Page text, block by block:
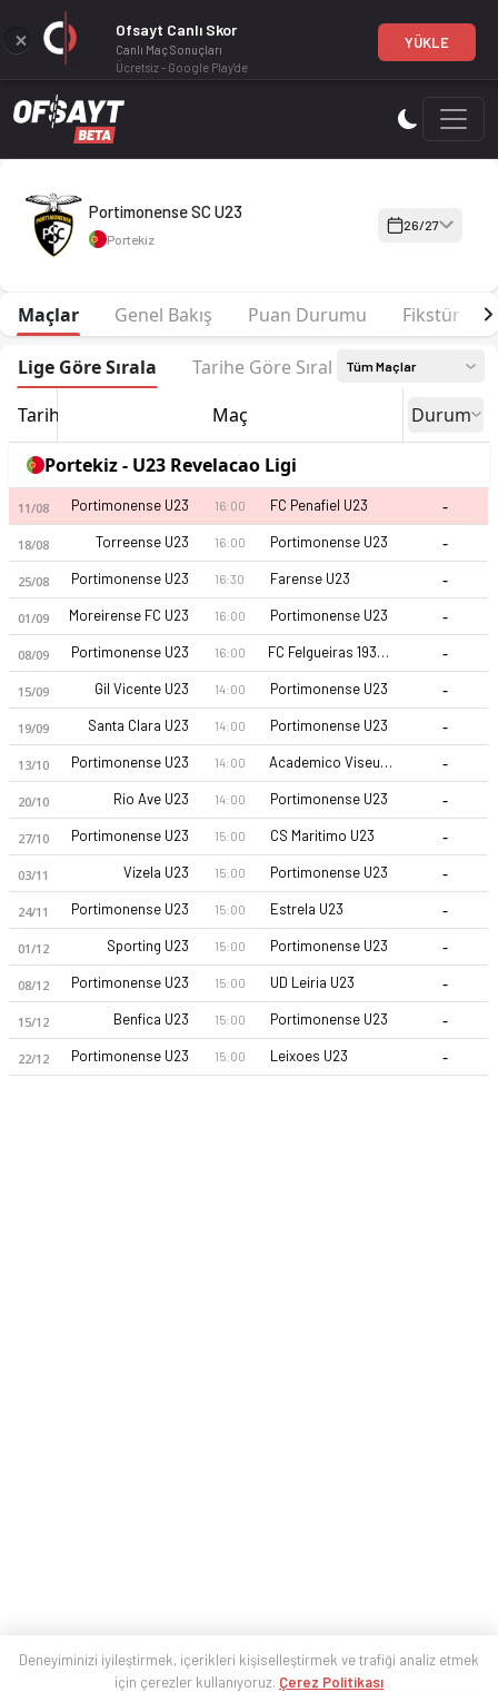
Portimonense SC U23 26-27 sezonu | U23 Revelacao
Portimonense SC U23
Portekiz
26/27
Maçlar Genel Bakış Puan Durumu Fikstür
Lige Göre Sırala Tarihe Göre Sırala Tüm Maçlar
Tarih Maç Durum
Portekiz - U23 Revelacao Ligi
11/08 Portimonense U23 16:00 FC Penafiel U23 -
18/08 Torreense U23 16:00 Portimonense U23 -
25/08 Portimonense U23 16:30 Farense U23 -
01/09 Moreirense FC U23 16:00 Portimonense U23 -
08/09 Portimonense U23 16:00 FC Felgueiras 1932 U23 -
15/09 Gil Vicente U23 14:00 Portimonense U23 -
19/09 Santa Clara U23 14:00 Portimonense U23 -
13/10 Portimonense U23 14:00 Academico Viseu U23 -
20/10 Rio Ave U23 14:00 Portimonense U23 -
27/10 Portimonense U23 15:00 CS Maritimo U23 -
03/11 Vizela U23 15:00 Portimonense U23 -
24/11 Portimonense U23 15:00 Estrela U23 -
01/12 Sporting U23 15:00 Portimonense U23 -
08/12 Portimonense U23 15:00 UD Leiria U23 -
15/12 Benfica U23 15:00 Portimonense U23 -
22/12 Portimonense U23 15:00 Leixoes U23 -
Deneyiminizi iyileştirmek, içerikleri kişiselleştirmek ve trafiği analiz etmek
için çerezler kullanıyoruz. Çerez Politikası
Ofsayt Canlı Skor
Canlı Maç Sonuçları
Ücretsiz - Google Play'de
YÜKLE